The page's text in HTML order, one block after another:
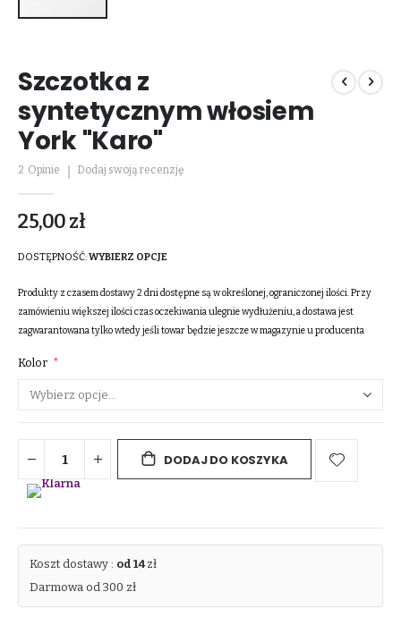
początek
galerii
Szczotka z
syntetycznym włosiem
York "Karo"
2 Opinie Dodaj swoją recenzję
25,00 zł
DOSTĘPNOŚĆ:WYBIERZ OPCJE
Produkty z czasem dostawy 2 dni dostępne są w określonej, ograniczonej ilości. Przy
zamówieniu większej ilości czas oczekiwania ulegnie wydłużeniu, a dostawa jest
zagwarantowana tylko wtedy jeśli towar będzie jeszcze w magazynie u producenta
Kolor
DODAJ DO KOSZYKA
Koszt dostawy : od 14zł
Darmowa od 300 zł